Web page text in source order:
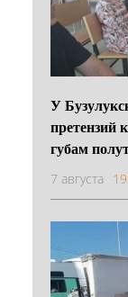
У
претензий
губам
7 августа